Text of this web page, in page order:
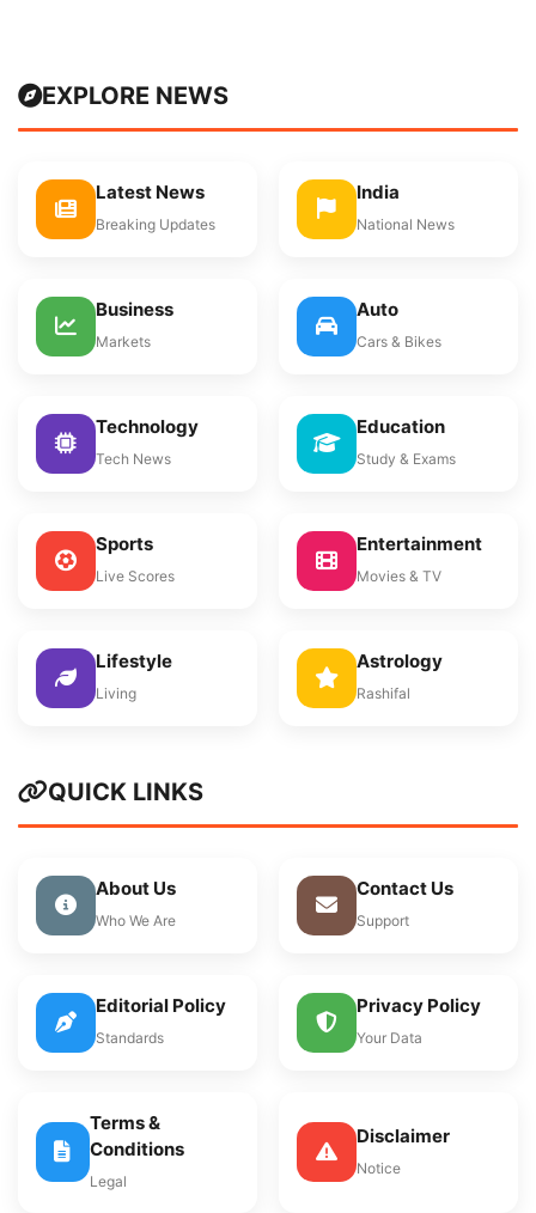
EXPLORE NEWS
Latest News
Breaking Updates
India
National News
Business
Markets
Auto
Cars & Bikes
Technology
Tech News
Education
Study & Exams
Sports
Live Scores
Entertainment
Movies & TV
Lifestyle
Living
Astrology
Rashifal
QUICK LINKS
About Us
Who We Are
Contact Us
Support
Editorial Policy
Standards
Privacy Policy
Your Data
Terms &
Conditions
Legal
Disclaimer
Notice